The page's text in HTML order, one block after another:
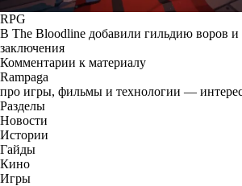
RPG
В The Bloodline добавили гильдию воров
заключения
Комментарии к материалу
Rampaga
про игры, фильмы и технологии —
Разделы
Новости
Истории
Гайды
Кино
Игры